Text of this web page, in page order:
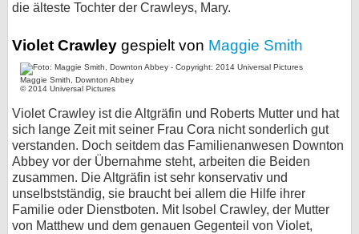
die älteste Tochter der Crawleys, Mary.
Violet Crawley gespielt von Maggie Smith
Maggie Smith, Downton Abbey
© 2014 Universal Pictures
Violet Crawley ist die Altgräfin und Roberts Mutter und hat
sich lange Zeit mit seiner Frau Cora nicht sonderlich gut
verstanden. Doch seitdem das Familienanwesen Downton
Abbey vor der Übernahme steht, arbeiten die Beiden
zusammen. Die Altgräfin ist sehr konservativ und
unselbstständig, sie braucht bei allem die Hilfe ihrer
Familie oder Dienstboten. Mit Isobel Crawley, der Mutter
von Matthew und dem genauen Gegenteil von Violet,